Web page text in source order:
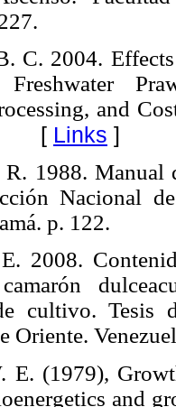
C. 2004.
Freshwater
and
[ Links ]
1988.
Nacional
p. 122.
2008.
cultivo. Tesis
Oriente.
E. (1979),
and